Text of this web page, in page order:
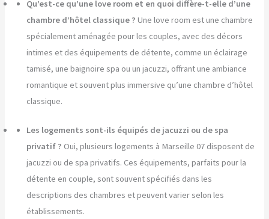
Qu’est-ce qu’une love room et en quoi diffère-t-elle d’une
chambre d’hôtel classique ? Une love room est une chambre
spécialement aménagée pour les couples, avec des décors
intimes et des équipements de détente, comme un éclairage
tamisé, une baignoire spa ou un jacuzzi, offrant une ambiance
romantique et souvent plus immersive qu’une chambre d’hôtel
classique.
Les logements sont-ils équipés de jacuzzi ou de spa
privatif ? Oui, plusieurs logements à Marseille 07 disposent de
jacuzzi ou de spa privatifs. Ces équipements, parfaits pour la
détente en couple, sont souvent spécifiés dans les
descriptions des chambres et peuvent varier selon les
établissements.